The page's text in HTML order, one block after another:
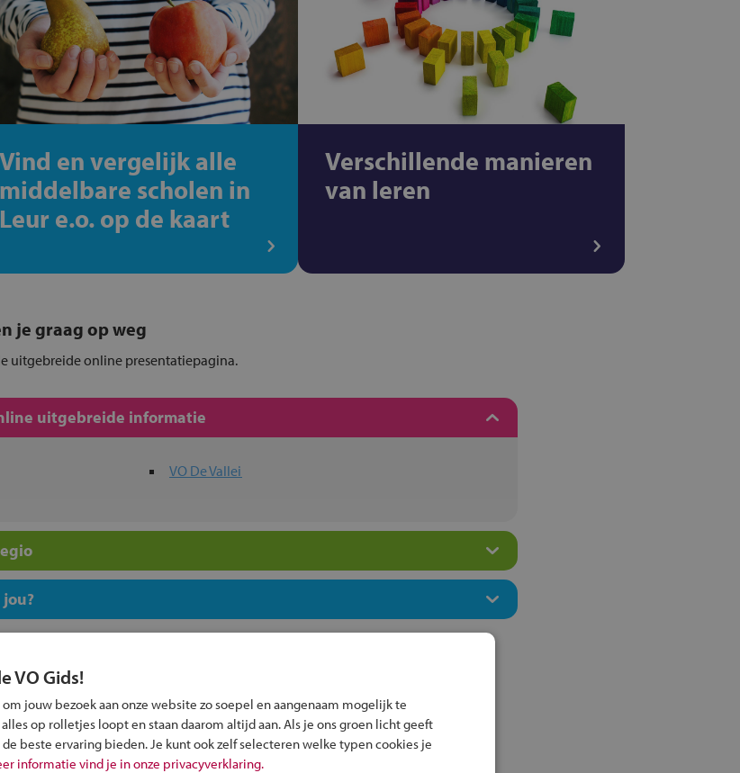
Vind en vergelijk alle
middelbare scholen in
Leur e.o. op de kaart
Verschillende manieren
van leren
je graag op weg
uitgebreide online presentatiepagina.
uitgebreide informatie
VO De Vallei
Inschrijven?
Alle informatie om je kind aan te melden bij
VO Gids!
jouw bezoek aan onze website zo soepel en aangenaam mogelijk te
op rolletjes loopt en staan daarom altijd aan. Als je ons groen licht geeft
beste ervaring bieden. Je kunt ook zelf selecteren welke typen cookies je
informatie vind je in onze privacyverklaring.